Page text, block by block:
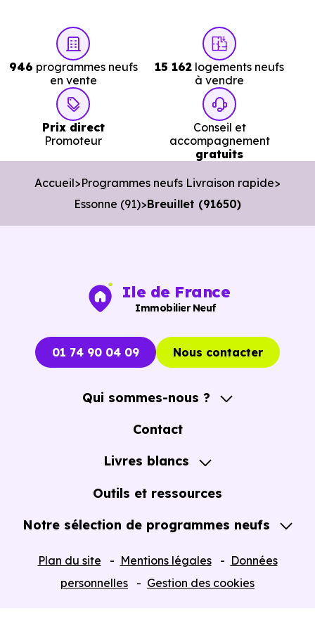
Nos conseillers vous permettent de :
Cibler les bons biens dès le départ.
Éviter les annonces obsolètes.
Organiser des visites pertinentes.
Avancer rapidement dans les démarches.
L’objectif est de vous faire gagner du temps sans vous
pousser à décider dans la précipitation.
opportunités concrètes.
946 programmes neufs
en vente
15 162 logements neufs
à vendre
Prix direct
Promoteur
Conseil et
accompagnement
gratuits
Accueil Programmes neufs Livraison rapide
Essonne (91) Breuillet (91650)
Ile de France
Immobilier Neuf
01 74 90 04 09 Nous contacter
Qui sommes-nous ?
A propos
Contact
Livres blancs
Guide de l'Achat immobilier neuf en VEFA
Outils et ressources
Notre sélection de programmes neufs
Plan du site Mentions légales
Données
personnelles
Gestion des cookies